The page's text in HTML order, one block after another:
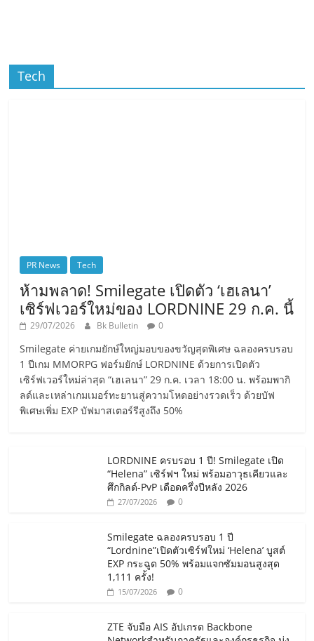
Tech
PR News Tech
ห้ามพลาด! Smilegate เปิดตัว ‘เฮเลนา’
เซิร์ฟเวอร์ใหม่ของ LORDNINE 29 ก.ค. นี้
29/07/2026 Bk Bulletin 0
Smilegate ค่ายเกมยักษ์ใหญ่มอบของขวัญสุดพิเศษ ฉลองครบรอบ
1 ปีเกม MMORPG ฟอร์มยักษ์ LORDNINE ด้วยการเปิดตัว
เซิร์ฟเวอร์ใหม่ล่าสุด “เฮเลนา” 29 ก.ค. เวลา 18:00 น. พร้อมพากิ
ลด์และเหล่าเกมเมอร์ทะยานสู่ความโหดอย่างรวดเร็ว ด้วยบัฟ
พิเศษเพิ่ม EXP บัฟมาสเตอร์รีสูงถึง 50%
LORDNINE ครบรอบ 1 ปี! Smilegate เปิด
“Helena” เซิร์ฟฯ ใหม่ พร้อมอาวุธเคียวและ
ศึกกิลด์-PvP เดือดครึ่งปีหลัง 2026
27/07/2026 0
Smilegate ฉลองครบรอบ 1 ปี
“Lordnine”เปิดตัวเซิร์ฟใหม่ ‘Helena’ บูสต์
EXP กระฉูด 50% พร้อมแจกซัมมอนสูงสุด
1,111 ครั้ง!
15/07/2026 0
ZTE จับมือ AIS อัปเกรด Backbone